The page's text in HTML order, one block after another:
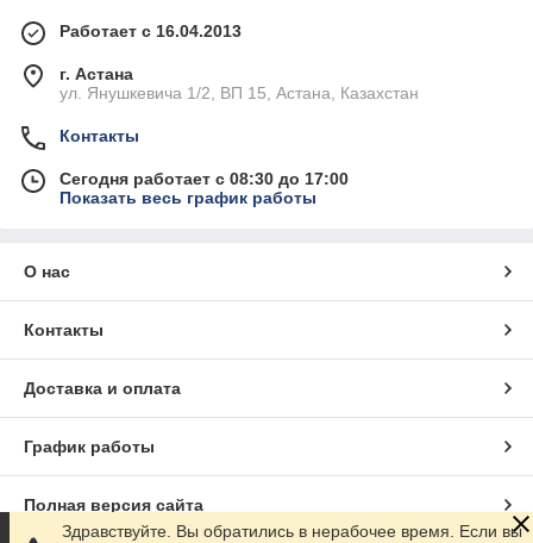
Работает с 16.04.2013
г. Астана
ул. Янушкевича 1/2, ВП 15, Астана, Казахстан
Контакты
Сегодня работает с 08:30 до 17:00
Показать весь график работы
О нас
Контакты
Доставка и оплата
График работы
Полная версия сайта
Здравствуйте. Вы обратились в нерабочее время. Если вы